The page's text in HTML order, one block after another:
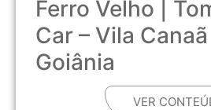
Ferro Velho |
Car – Vila
Goiânia
VER